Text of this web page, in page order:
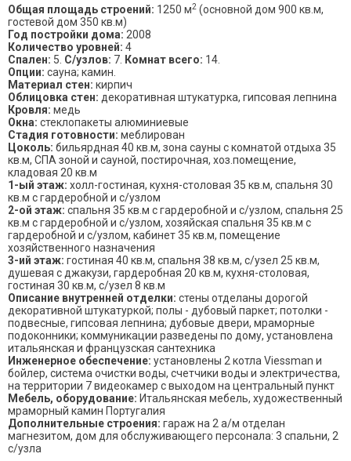
Общая площадь строений: 1250 м2 (основной дом 900 кв.м,
гостевой дом 350 кв.м)
Год постройки дома: 2008
Количество уровней: 4
Спален: 5. С/узлов: 7. Комнат всего: 14.
Опции: сауна; камин.
Материал стен: кирпич
Облицовка стен: декоративная штукатурка, гипсовая лепнина
Кровля: медь
Окна: стеклопакеты алюминиевые
Стадия готовности: меблирован
Цоколь: бильярдная 40 кв.м, зона сауны с комнатой отдыха 35
кв.м, СПА зоной и сауной, постирочная, хоз.помещение,
кладовая 20 кв.м
1-ый этаж: холл-гостиная, кухня-столовая 35 кв.м, спальня 30
кв.м с гардеробной и с/узлом
2-ой этаж: спальня 35 кв.м с гардеробной и с/узлом, спальня 25
кв.м с гардеробной и с/узлом, хозяйская спальня 35 кв.м с
гардеробной и с/узлом, кабинет 35 кв.м, помещение
хозяйственного назначения
3-ий этаж: гостиная 40 кв.м, спальня 38 кв.м, с/узел 25 кв.м,
душевая с джакузи, гардеробная 20 кв.м, кухня-столовая,
гостиная 30 кв.м, с/узел 8 кв.м
Описание внутренней отделки: стены отделаны дорогой
декоративной штукатуркой; полы - дубовый паркет; потолки -
подвесные, гипсовая лепнина; дубовые двери, мраморные
подоконники; коммуникации разведены по дому, установлена
итальянская и французская сантехника
Инженерное обеспечение: установлены 2 котла Viessman и
бойлер, система очистки воды, счетчики воды и электричества,
на территории 7 видеокамер с выходом на центральный пункт
Мебель, оборудование: Итальянская мебель, художественный
мраморный камин Португалия
Дополнительные строения: гараж на 2 а/м отделан
магнезитом, дом для обслуживающего персонала: 3 спальни, 2
с/узла